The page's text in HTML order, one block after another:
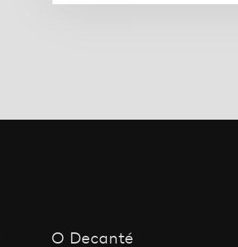
O Decanté